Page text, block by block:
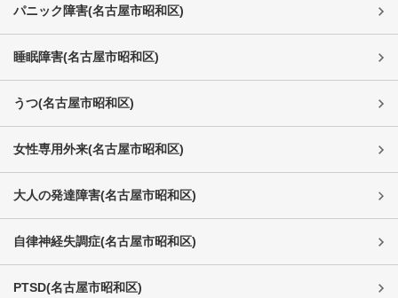
パニック障害(名古屋市昭和区)
睡眠障害(名古屋市昭和区)
うつ(名古屋市昭和区)
女性専用外来(名古屋市昭和区)
大人の発達障害(名古屋市昭和区)
自律神経失調症(名古屋市昭和区)
PTSD(名古屋市昭和区)